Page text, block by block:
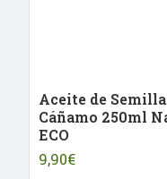
Aceite de
Cáñamo 250ml
ECO
9,90€